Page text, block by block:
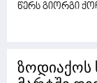
წერს გიორგი
ზოდიაქოს